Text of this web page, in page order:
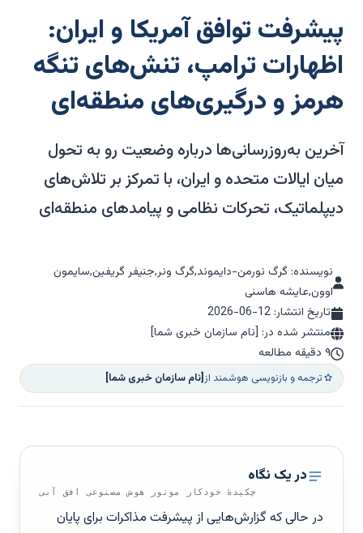
پیشرفت توافق آمریکا و ایران:
اظهارات ترامپ، تنش‌های تنگه
هرمز و درگیری‌های منطقه‌ای
آخرین به‌روزرسانی‌ها درباره وضعیت رو به تحول
میان ایالات متحده و ایران، با تمرکز بر تلاش‌های
دیپلماتیک، تحرکات نظامی و پیامدهای منطقه‌ای
نویسنده: گرگ نورمن-دایموند,گرگ ونر,جنیفر گریفین,سایمون
اوون,عایشه هاسنی
تاریخ انتشار: 2026-06-12
منتشر شده در: [نام سازمان خبری شما]
۹ دقیقه مطالعه
ترجمه و بازنویسی هوشمند از[نام سازمان خبری شما]
در یک نگاه
چکیدهٔ خودکار موتور هوش مصنوعی افق آبی
در حالی که گزارش‌هایی از پیشرفت مذاکرات برای پایان